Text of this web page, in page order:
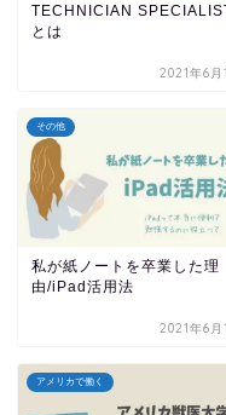
TECHNICIAN
とは
2021年6月
その他
私が紙ノートを卒業した理
由/iPad活用法
2021年6月
アメリカで働く